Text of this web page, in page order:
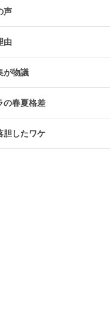
声
由
が物議
の春夏格差
胆したワケ